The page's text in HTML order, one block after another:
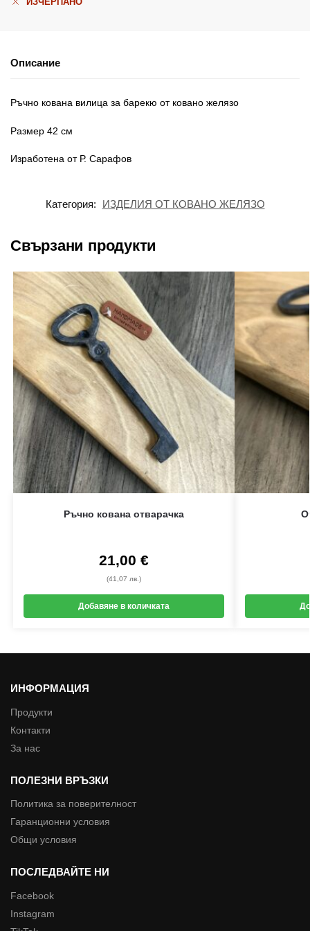
Описание
Ръчно кована вилица за барекю от ковано желязо
Размер 42 см
Изработена от Р. Сарафов
Категория: ИЗДЕЛИЯ ОТ КОВАНО ЖЕЛЯЗО
Свързани продукти
Ръчно кована отварачка
21,00 €
(41,07 лв.)
Добавяне в количката
ИНФОРМАЦИЯ
Продукти
Контакти
За нас
ПОЛЕЗНИ ВРЪЗКИ
Политика за поверителност
Гаранционни условия
Общи условия
ПОСЛЕДВАЙТЕ НИ
Facebook
Instagram